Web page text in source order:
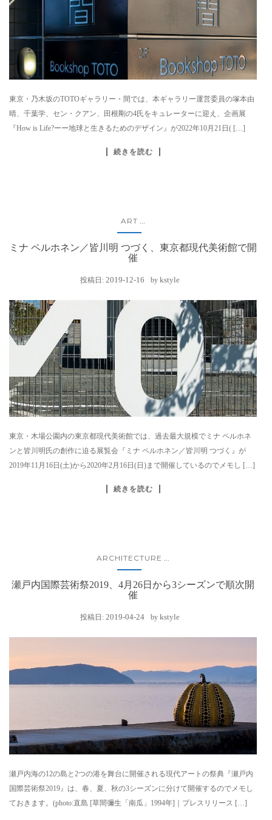
東京・乃木坂のTOTOギャラリー・間では、本ギャラリー運営委員の塚本由
晴、千葉学、セン・クアン、田根剛の4氏をキュレーターに迎え、企画展
『How is Life?ーー地球と生きるためのデザイン』が2022年10月21日( […]
続きを読む
ART
ミナ ペルホネン／皆川明 つづく、東京都現代美術館で開
催
投稿日: 2019-12-16 by kstyle
東京・木場公園内の東京都現代美術館では、過去最大規模でミナ ペルホネ
ンと皆川明氏の創作に迫る展覧会『ミナ ペルホネン／皆川明 つづく』が
2019年11月16日(土)から2020年2月16日(日)まで開催しているのでメモし […]
続きを読む
ARCHITECTURE ...
瀬戸内国際芸術祭2019、4月26日から3シーズンで順次開
催
投稿日: 2019-04-24 by kstyle
瀬戸内海の12の島と2つの港を舞台に開催される現代アートの祭典『瀬戸内
国際芸術祭2019』は、春、夏、秋の3シーズンに分けて開催するのでメモし
ておきます。(photo:直島 [草間彌生「南瓜」1994年]｜プレスリリース […]